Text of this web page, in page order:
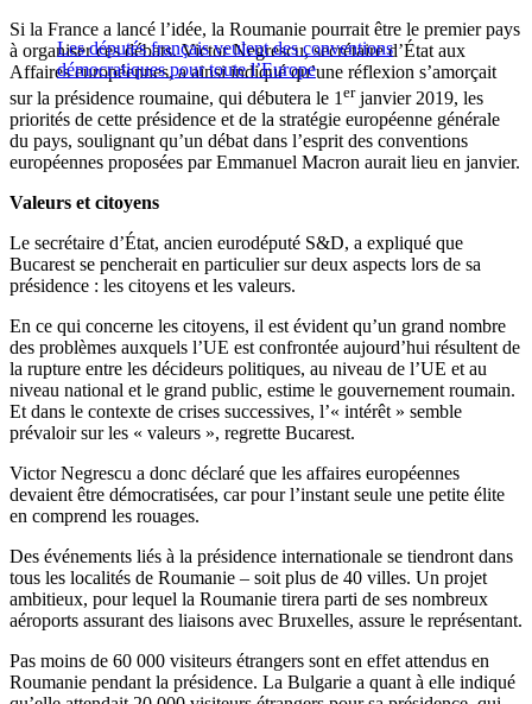
Les députés français veulent des conventions
démocratiques pour toute l’Europe
Si la France a lancé l’idée, la Roumanie pourrait être le premier pays
à organiser ces débats. Victor Negrescu, secrétaire d’État aux
Affaires européennes, a ainsi indiqué qu’une réflexion s’amorçait
sur la présidence roumaine, qui débutera le 1 erjanvier 2019, les
priorités de cette présidence et de la stratégie européenne générale
du pays, soulignant qu’un débat dans l’esprit des conventions
européennes proposées par Emmanuel Macron aurait lieu en janvier.
Valeurs et citoyens
Le secrétaire d’État, ancien eurodéputé S&D, a expliqué que
Bucarest se pencherait en particulier sur deux aspects lors de sa
présidence : les citoyens et les valeurs.
En ce qui concerne les citoyens, il est évident qu’un grand nombre
des problèmes auxquels l’UE est confrontée aujourd’hui résultent de
la rupture entre les décideurs politiques, au niveau de l’UE et au
niveau national et le grand public, estime le gouvernement roumain.
Et dans le contexte de crises successives, l’« intérêt » semble
prévaloir sur les « valeurs », regrette Bucarest.
Victor Negrescu a donc déclaré que les affaires européennes
devaient être démocratisées, car pour l’instant seule une petite élite
en comprend les rouages.
Des événements liés à la présidence internationale se tiendront dans
tous les localités de Roumanie – soit plus de 40 villes. Un projet
ambitieux, pour lequel la Roumanie tirera parti de ses nombreux
aéroports assurant des liaisons avec Bruxelles, assure le représentant.
Pas moins de 60 000 visiteurs étrangers sont en effet attendus en
Roumanie pendant la présidence. La Bulgarie a quant à elle indiqué